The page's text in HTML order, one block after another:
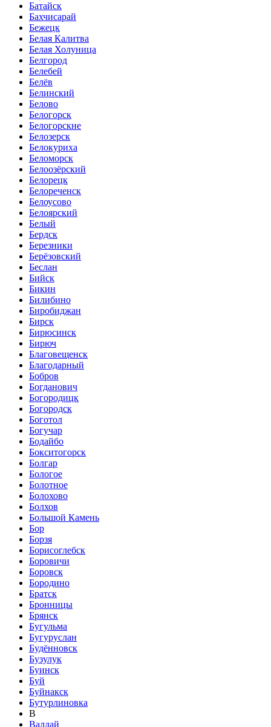
Батайск
Бахчисарай
Бежецк
Белая Калитва
Белая Холуница
Белгород
Белебей
Белёв
Белинский
Белово
Белогорск
Белогорскне
Белозерск
Белокуриха
Беломорск
Белоозёрский
Белорецк
Белореченск
Белоусово
Белоярский
Белый
Бердск
Березники
Берёзовский
Беслан
Бийск
Бикин
Билибино
Биробиджан
Бирск
Бирюсинск
Бирюч
Благовещенск
Благодарный
Бобров
Богданович
Богородицк
Богородск
Боготол
Богучар
Бодайбо
Бокситогорск
Болгар
Бологое
Болотное
Болохово
Болхов
Большой Камень
Бор
Борзя
Борисоглебск
Боровичи
Боровск
Бородино
Братск
Бронницы
Брянск
Бугульма
Бугуруслан
Будённовск
Бузулук
Буинск
Буй
Буйнакск
Бутурлиновка
В
Валдай